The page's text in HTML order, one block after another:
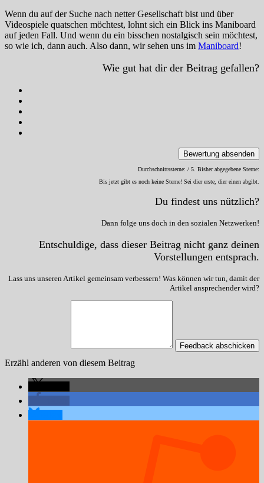
Wenn du auf der Suche nach netter Gesellschaft bist und über
Videospiele quatschen möchtest, lohnt sich ein Blick ins Maniboard
auf jeden Fall. Und wenn du ein bisschen nostalgisch sein möchtest,
so wie ich, dann auch. Also dann, wir sehen uns im Maniboard!
Wie gut hat dir der Beitrag gefallen?
Bewertung absenden
Durchschnittssterne: / 5. Bisher abgegebene Sterne:
Bis jetzt gibt es noch keine Sterne! Sei dier erste, dier einen abgibt.
Du findest uns nützlich?
Dann folge uns doch in den sozialen Netzwerken!
Entschuldige, dass dieser Beitrag nicht ganz deinen
Vorstellungen entsprach.
Lass uns unseren Artikel gemeinsam verbessern! Was können wir tun, damit der
Artikel ansprechender wird?
Feedback abschicken
Erzähl anderen von diesem Beitrag